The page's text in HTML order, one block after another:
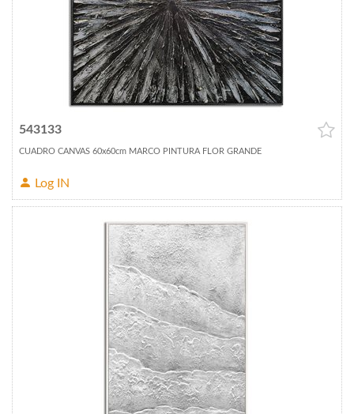
543133
CUADRO CANVAS 60x60cm MARCO PINTURA FLOR GRANDE
Log IN